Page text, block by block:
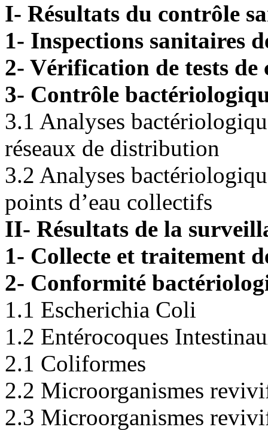
I- Résultats du contrôle
1- Inspections sanitaires
2- Vérification de tests de
3- Contrôle
3.1 Analyses
réseaux de distribution
3.2 Analyses
points d’eau collectifs
II- Résultats de la
1- Collecte et traitement
2- Conformité
1.1 Escherichia Coli
1.2 Entérocoques
2.1 Coliformes
2.2 Microorganismes
2.3 Microorganismes